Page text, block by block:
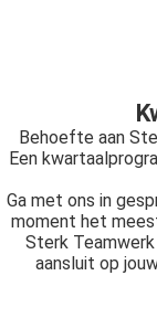
Behoefte aan
Een
Ga met ons in
moment het
Sterk Teamwerk
aansluit op